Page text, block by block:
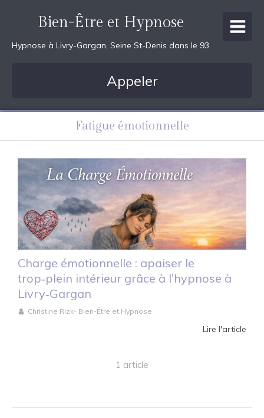
Bien-Être et Hypnose
Hypnose à Livry-Gargan, Seine St-Denis dans le 93
Appeler
Fatigue émotionnelle
Charge émotionnelle : apaiser le
trop‑plein intérieur grâce à l’hypnose à
Livry‑Gargan
Christine Rizk- Bien-Être et Hypnose
Lire l'article
1 article